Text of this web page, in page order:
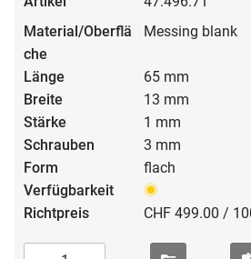
Messing blank
65 mm
13 mm
1 mm
3 mm
flach
CHF 499.00 /